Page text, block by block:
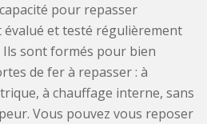
pour repasser
évalué et testé régulièrement
Ils sont formés pour bien
de fer à repasser : à
à chauffage interne, sans
Vous pouvez vous reposer